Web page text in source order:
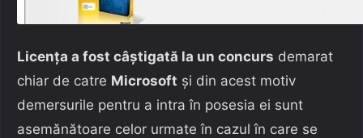
Licenţa a fost câştigată la un concurs demarat
chiar de catre Microsoft şi din acest motiv
demersurile pentru a intra în posesia ei sunt
asemănătoare celor urmate în cazul în care se